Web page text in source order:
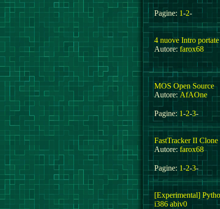
Pagine: 1-2-
4 nuove Intro
Autore: farox68
MOS Open Source
Autore:AfAOne
Pagine:1-2-3-
FastTracker II
Autore: farox68
Pagine: 1-2-3-
[Experimental]
i386 abiv0